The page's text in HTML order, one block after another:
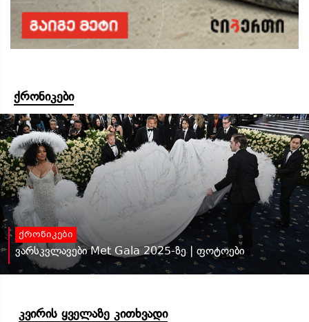
ქრონიკები
ქრონიკები
ვარსკვლავები Met Gala 2025-ზე | ფოტოები
კვირის ყველაზე კითხვადი